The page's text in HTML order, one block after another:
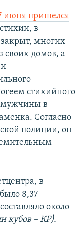
июня пришелся
в
закрыт, многих
своих домов, а
стихийного
мужчины в
Согласно
полиции, он
в
8,37
около
кубов – КР).